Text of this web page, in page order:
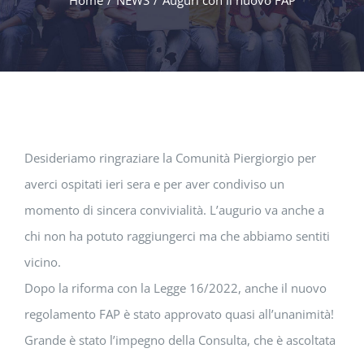
Desideriamo ringraziare la Comunità Piergiorgio per
averci ospitati ieri sera e per aver condiviso un
momento di sincera convivialità. L’augurio va anche a
chi non ha potuto raggiungerci ma che abbiamo sentiti
vicino.
Dopo la riforma con la Legge 16/2022, anche il nuovo
regolamento FAP è stato approvato quasi all’unanimità!
Grande è stato l’impegno della Consulta, che è ascoltata